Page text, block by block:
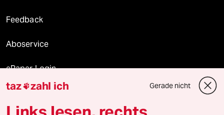
Feedback
Aboservice
ePaper Login
Downloads für Abonnierende
taz zahl ich Gerade nicht